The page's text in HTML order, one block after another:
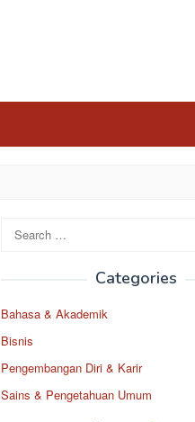
Search
for:
Categories
Bahasa & Akademik
Bisnis
Pengembangan Diri & Karir
Sains & Pengetahuan Umum